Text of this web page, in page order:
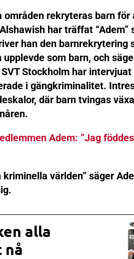
rekryteras barn för
har träffat “Adem”
han den barnrekrytering
som barn, och
Stockholm har
i gängkriminalitet.
där barn tvingas
Adem: ”Jag
kriminella världen” säger
alla
nå